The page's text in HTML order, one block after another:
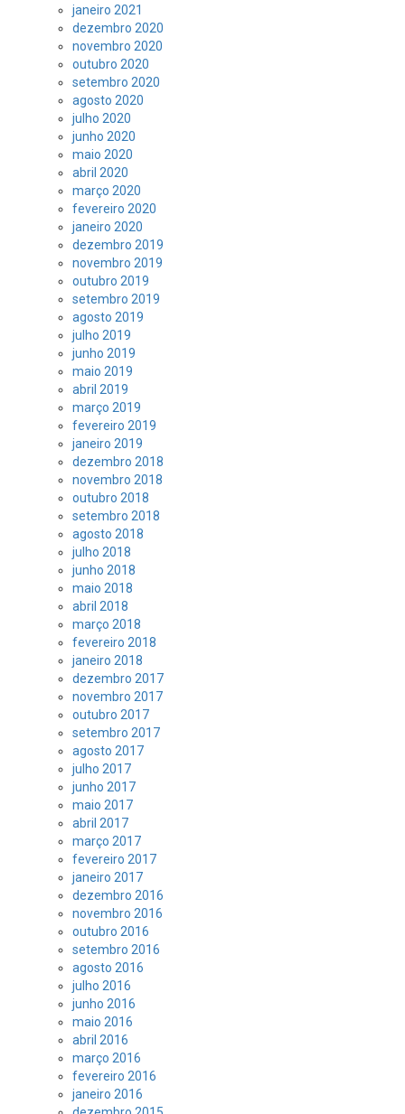
janeiro 2021
dezembro 2020
novembro 2020
outubro 2020
setembro 2020
agosto 2020
julho 2020
junho 2020
maio 2020
abril 2020
março 2020
fevereiro 2020
janeiro 2020
dezembro 2019
novembro 2019
outubro 2019
setembro 2019
agosto 2019
julho 2019
junho 2019
maio 2019
abril 2019
março 2019
fevereiro 2019
janeiro 2019
dezembro 2018
novembro 2018
outubro 2018
setembro 2018
agosto 2018
julho 2018
junho 2018
maio 2018
abril 2018
março 2018
fevereiro 2018
janeiro 2018
dezembro 2017
novembro 2017
outubro 2017
setembro 2017
agosto 2017
julho 2017
junho 2017
maio 2017
abril 2017
março 2017
fevereiro 2017
janeiro 2017
dezembro 2016
novembro 2016
outubro 2016
setembro 2016
agosto 2016
julho 2016
junho 2016
maio 2016
abril 2016
março 2016
fevereiro 2016
janeiro 2016